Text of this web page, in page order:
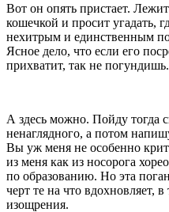
Вот он опять пристает.
кошечкой и просит угадать,
нехитрым и единственным
Ясное дело, что если его
прихватит, так не погундишь.
А здесь можно. Пойду тогда
ненаглядного, а потом
Вы уж меня не особенно
из меня как из носорога
по образованию. Но эта
черт те на что вдохновляет,
изощрения.